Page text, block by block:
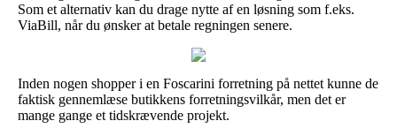
Som et alternativ kan du drage nytte af en løsning som f.eks.
ViaBill, når du ønsker at betale regningen senere.
Inden nogen shopper i en Foscarini forretning på nettet kunne de
faktisk gennemlæse butikkens forretningsvilkår, men det er
mange gange et tidskrævende projekt.